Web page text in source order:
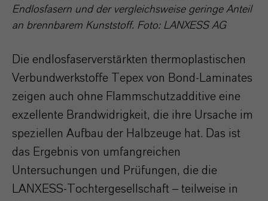
Endlosfasern und der vergleichsweise geringe Anteil
an brennbarem Kunststoff. Foto: LANXESS AG
Die endlosfaserverstärkten thermoplastischen
Verbundwerkstoffe Tepex von Bond-Laminates
zeigen auch ohne Flammschutzadditive eine
exzellente Brandwidrigkeit, die ihre Ursache im
speziellen Aufbau der Halbzeuge hat. Das ist
das Ergebnis von umfangreichen
Untersuchungen und Prüfungen, die die
LANXESS-Tochtergesellschaft – teilweise in